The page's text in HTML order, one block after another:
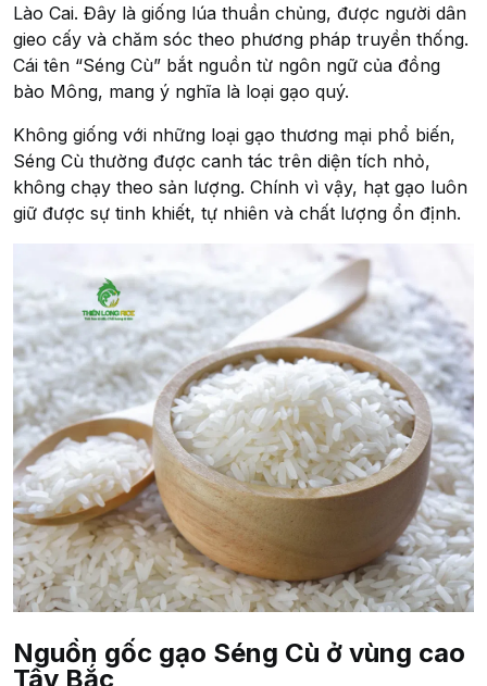
Lào Cai. Đây là giống lúa thuần chủng, được người dân
gieo cấy và chăm sóc theo phương pháp truyền thống.
Cái tên “Séng Cù” bắt nguồn từ ngôn ngữ của đồng
bào Mông, mang ý nghĩa là loại gạo quý.
Không giống với những loại gạo thương mại phổ biến,
Séng Cù thường được canh tác trên diện tích nhỏ,
không chạy theo sản lượng. Chính vì vậy, hạt gạo luôn
giữ được sự tinh khiết, tự nhiên và chất lượng ổn định.
Nguồn gốc gạo Séng Cù ở vùng cao
Tây Bắc